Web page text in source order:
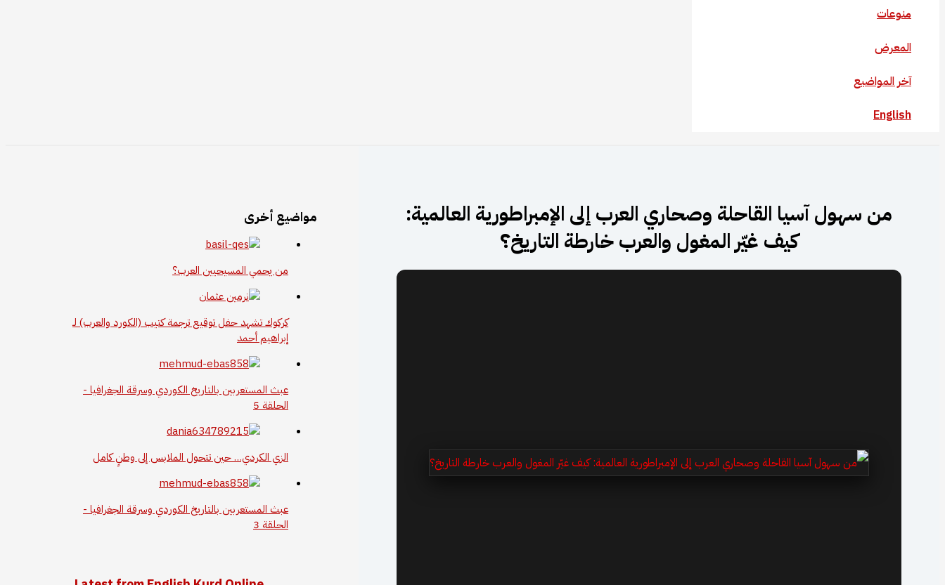
منوعات
المعرض
آخر المواضيع
English
من سهول آسيا القاحلة وصحاري العرب إلى الإمبراطورية العالمية:
كيف غيّر المغول والعرب خارطة التاريخ؟
مواضيع أخرى
من يحمي المسيحيين العرب؟
كركوك تشهد حفل توقيع ترجمة كتيب (الكورد والعرب) لـ
إبراهيم أحمد
عبث المستعربين بالتاريخ الكوردي وسرقة الجغرافيا -
الحلقة 5
الزي الكردي… حين تتحول الملابس إلى وطنٍ كامل
عبث المستعربين بالتاريخ الكوردي وسرقة الجغرافيا -
الحلقة 3